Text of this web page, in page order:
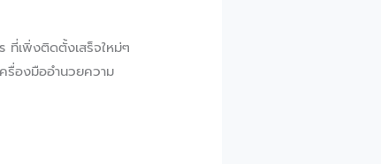
เพิ่งติดตั้งเสร็จใหม่ๆ
รื่องมืออำนวยความ